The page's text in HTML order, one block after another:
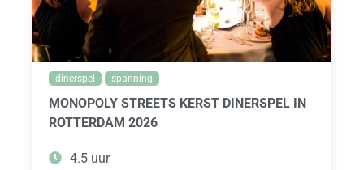
dinerspel spanning
MONOPOLY STREETS KERST DINERSPEL IN
ROTTERDAM 2026
4.5 uur